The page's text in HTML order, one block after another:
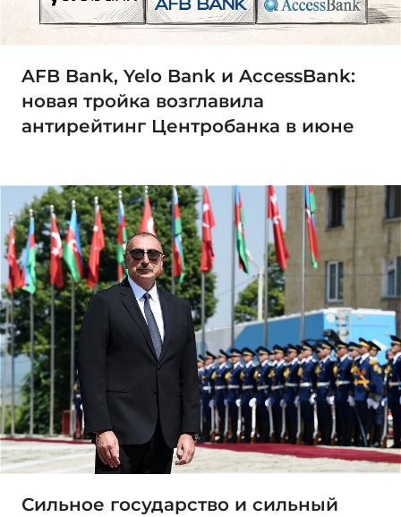
AFB Bank, Yelo Bank и AccessBank:
новая тройка возглавила
антирейтинг Центробанка в июне
Сильное государство и сильный